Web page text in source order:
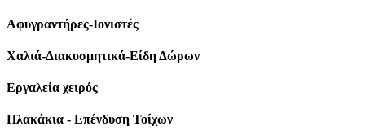
Αφυγραντήρες-Ιονιστές
Χαλιά-Διακοσμητικά-Είδη Δώρων
Εργαλεία χειρός
Πλακάκια - Επένδυση Τοίχων